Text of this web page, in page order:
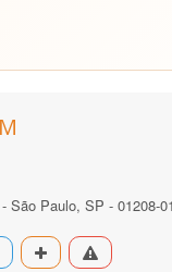
São Paulo, SP - 01208-